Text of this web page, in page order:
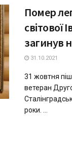
Помер
світової
загинув
31.10.2021
31 жовтня
ветеран
роки. ...